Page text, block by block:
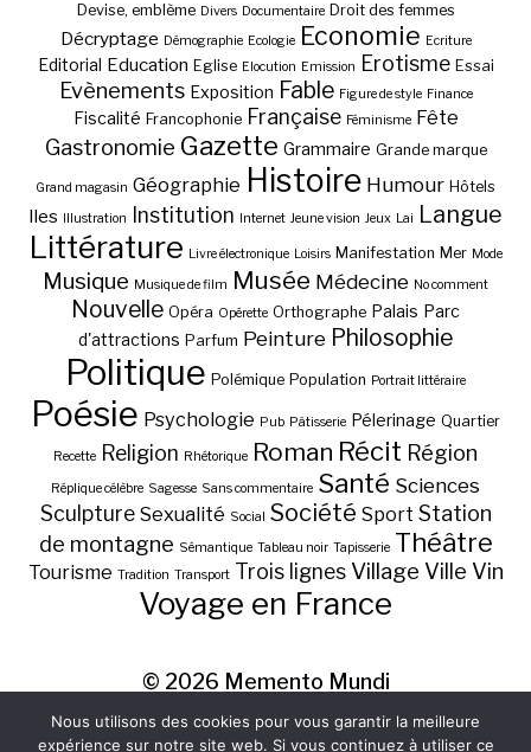
Devise, emblème Divers Documentaire Droit des femmes
Décryptage Démographie Ecologie Economie Ecriture
Editorial Education Eglise Elocution Emission Erotisme Essai
Evènements Exposition Fable Figure de style Finance
Fiscalité Francophonie Française Féminisme Fête
Gastronomie Gazette Grammaire Grande marque
Grand magasin Géographie Histoire Humour Hôtels
Iles Illustration Institution Internet Jeune vision Jeux Lai Langue
Littérature Livre électronique Loisirs Manifestation Mer Mode
Musique Musique de film Musée Médecine No comment
Nouvelle Opéra Opérette Orthographe Palais Parc
d'attractions Parfum Peinture Philosophie
Politique Polémique Population Portrait littéraire
Poésie Psychologie Pub Pâtisserie Pélerinage Quartier
Recette Religion Rhétorique Roman Récit Région
Réplique célèbre Sagesse Sans commentaire Santé Sciences
Sculpture Sexualité Social Société Sport Station
de montagne Sémantique Tableau noir Tapisserie Théâtre
Tourisme Tradition Transport Trois lignes Village Ville Vin
Voyage en France
© 2026 Memento Mundi
Nous utilisons des cookies pour vous garantir la meilleure
expérience sur notre site web. Si vous continuez à utiliser ce